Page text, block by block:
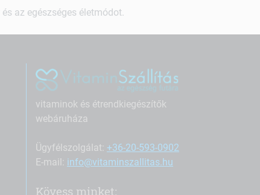
az egészséges életmódot.
vitaminok és étrendkiegészítők
webáruháza
Ügyfélszolgálat: +36-20-593-0902
E-mail: info@vitaminszallitas.hu
Kövess minket: